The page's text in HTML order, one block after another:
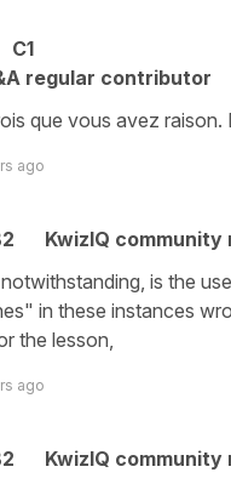
C1
regular contributor
que vous avez raison.
ago
KwizIQ community
is the
in these instances
the lesson,
ago
KwizIQ community